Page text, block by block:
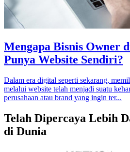
Mengapa Bisnis Owner
Punya Website Sendiri?
Dalam era digital seperti sekarang,
melalui website telah menjadi suatu
perusahaan atau brand yang ingin ter...
Telah Dipercaya Lebih
di Dunia